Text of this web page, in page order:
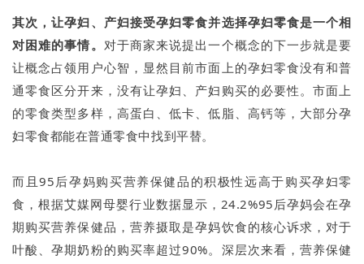
其次，让孕妇、产妇接受孕妇零食并选择孕妇零食是一个相
对困难的事情。 对于商家来说提出一个概念的下一步就是要
让概念占领用户心智，显然目前市面上的孕妇零食没有和普
通零食区分开来，没有让孕妇、产妇购买的必要性。市面上
的零食类型多样，高蛋白、低卡、低脂、高钙等，大部分孕
妇零食都能在普通零食中找到平替。
而且95后孕妈购买营养保健品的积极性远高于购买孕妇零
食，根据艾媒网母婴行业数据显示，24.2%95后孕妈会在孕
期购买营养保健品，营养摄取是孕妈饮食的核心诉求，对于
叶酸、孕期奶粉的购买率超过90%。深层次来看，营养保健